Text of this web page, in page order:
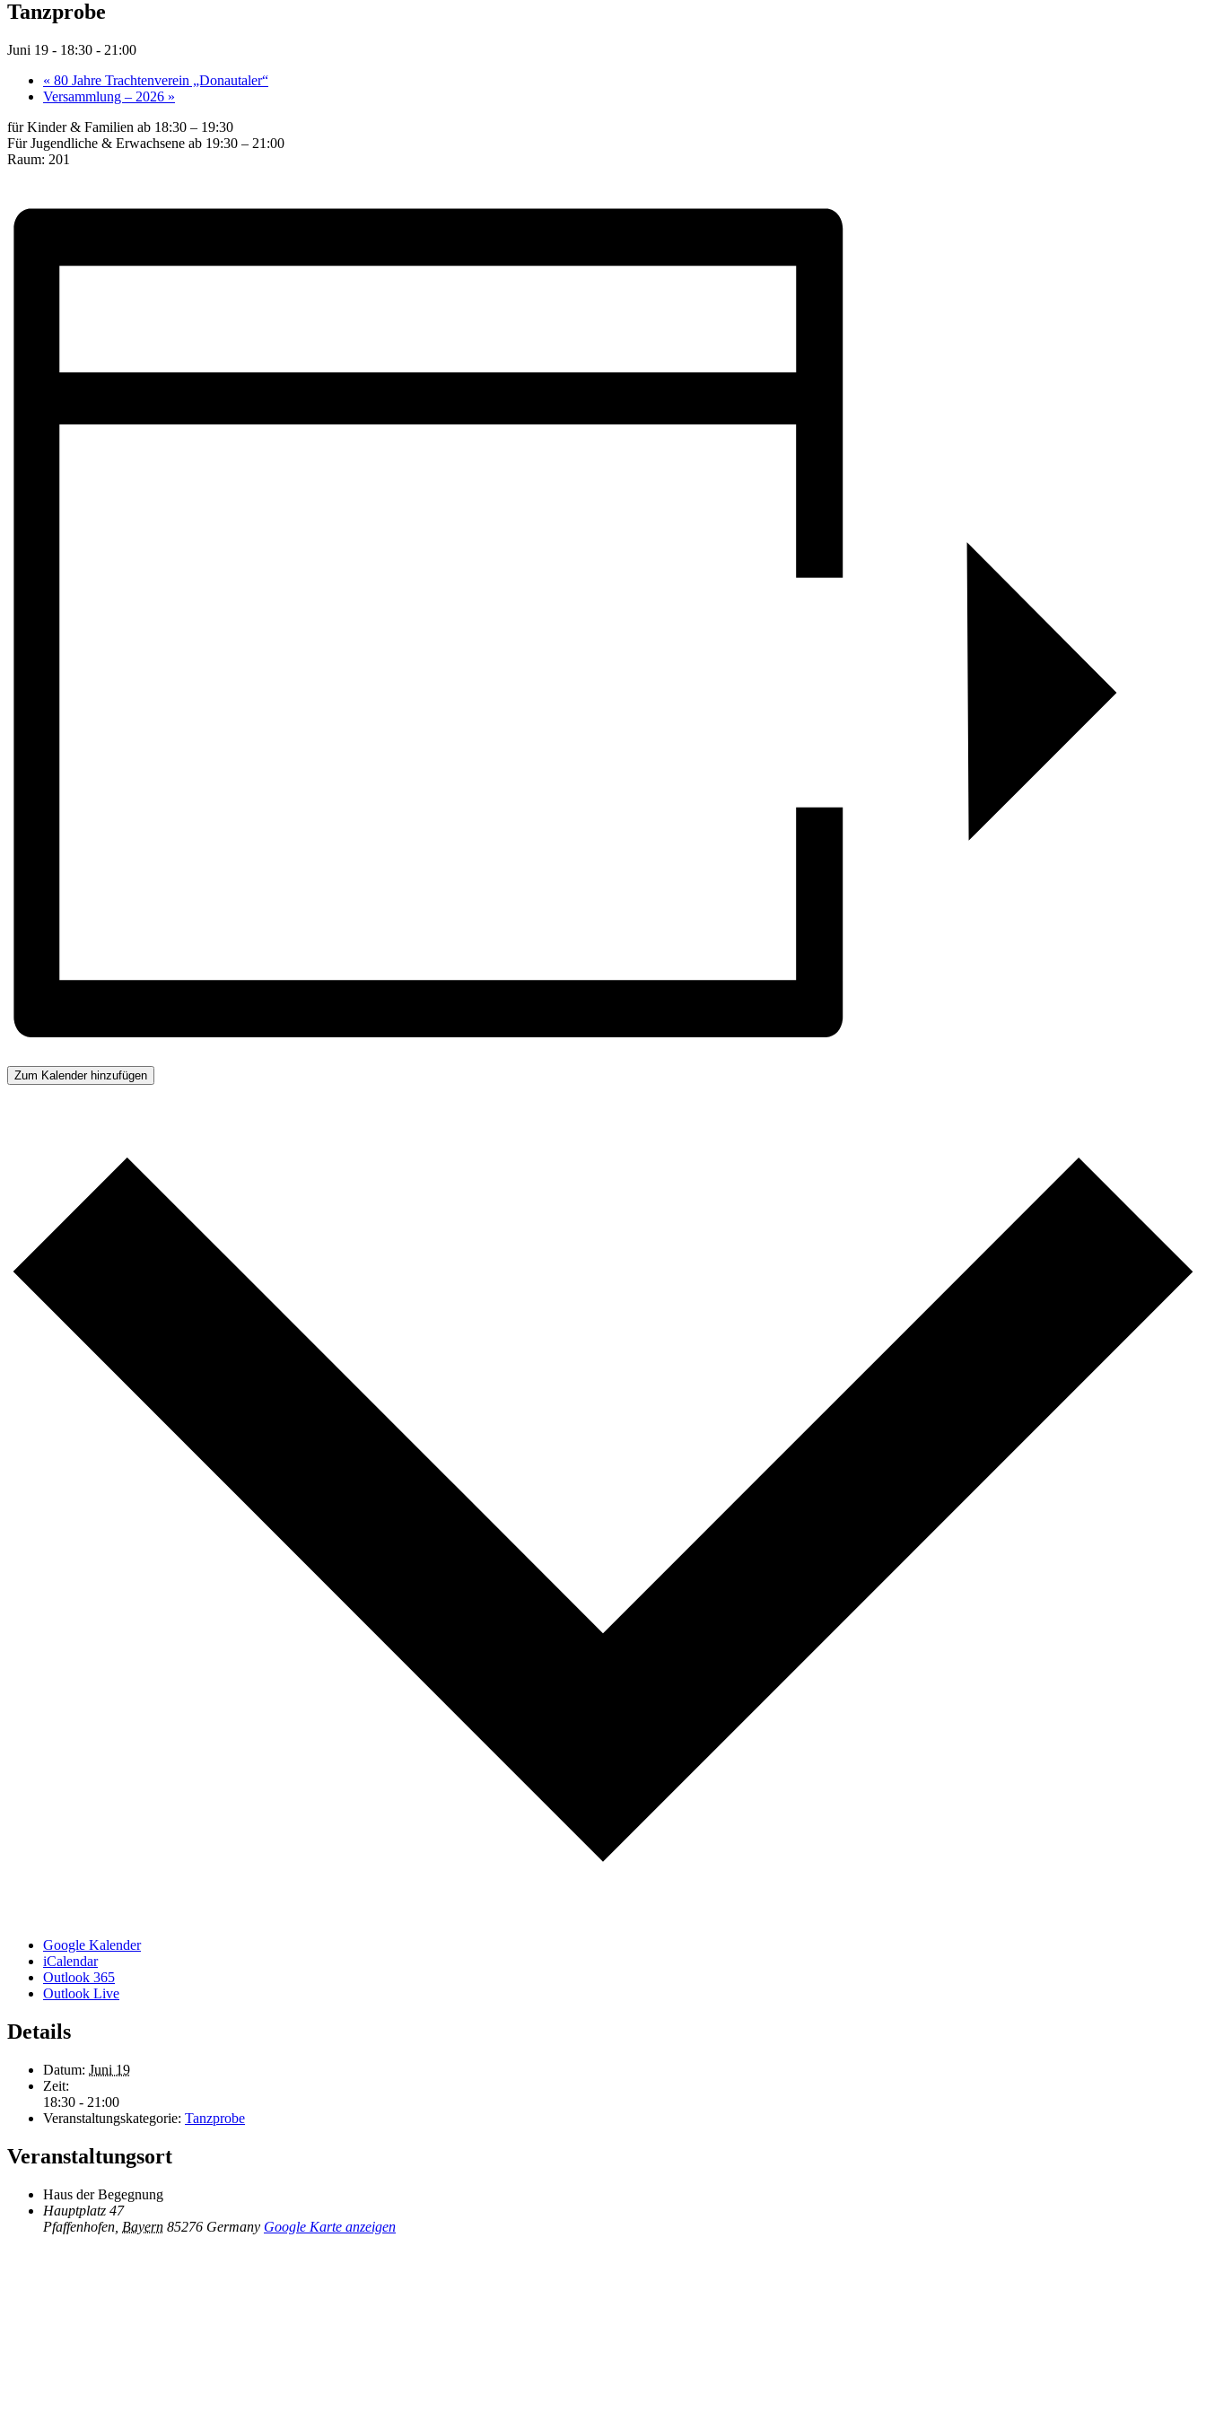
Tanzprobe
Juni 19 - 18:30 - 21:00
« 80 Jahre Trachtenverein „Donautaler“
Versammlung – 2026 »
für Kinder & Familien ab 18:30 – 19:30
Für Jugendliche & Erwachsene ab 19:30 – 21:00
Raum: 201
Zum Kalender hinzufügen
Google Kalender
iCalendar
Outlook 365
Outlook Live
Details
Datum: Juni 19
Zeit:
18:30 - 21:00
Veranstaltungskategorie: Tanzprobe
Veranstaltungsort
Haus der Begegnung
Hauptplatz 47
Pfaffenhofen Bayern 85276 Germany Google Karte anzeigen